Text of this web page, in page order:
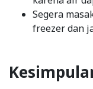
Segera
freezer dan